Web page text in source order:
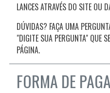
LANCES ATRAVÉS DO SITE OU
DÚVIDAS? FAÇA UMA
"DIGITE SUA PERGUNTA" QUE
PÁGINA.
FORMA DE